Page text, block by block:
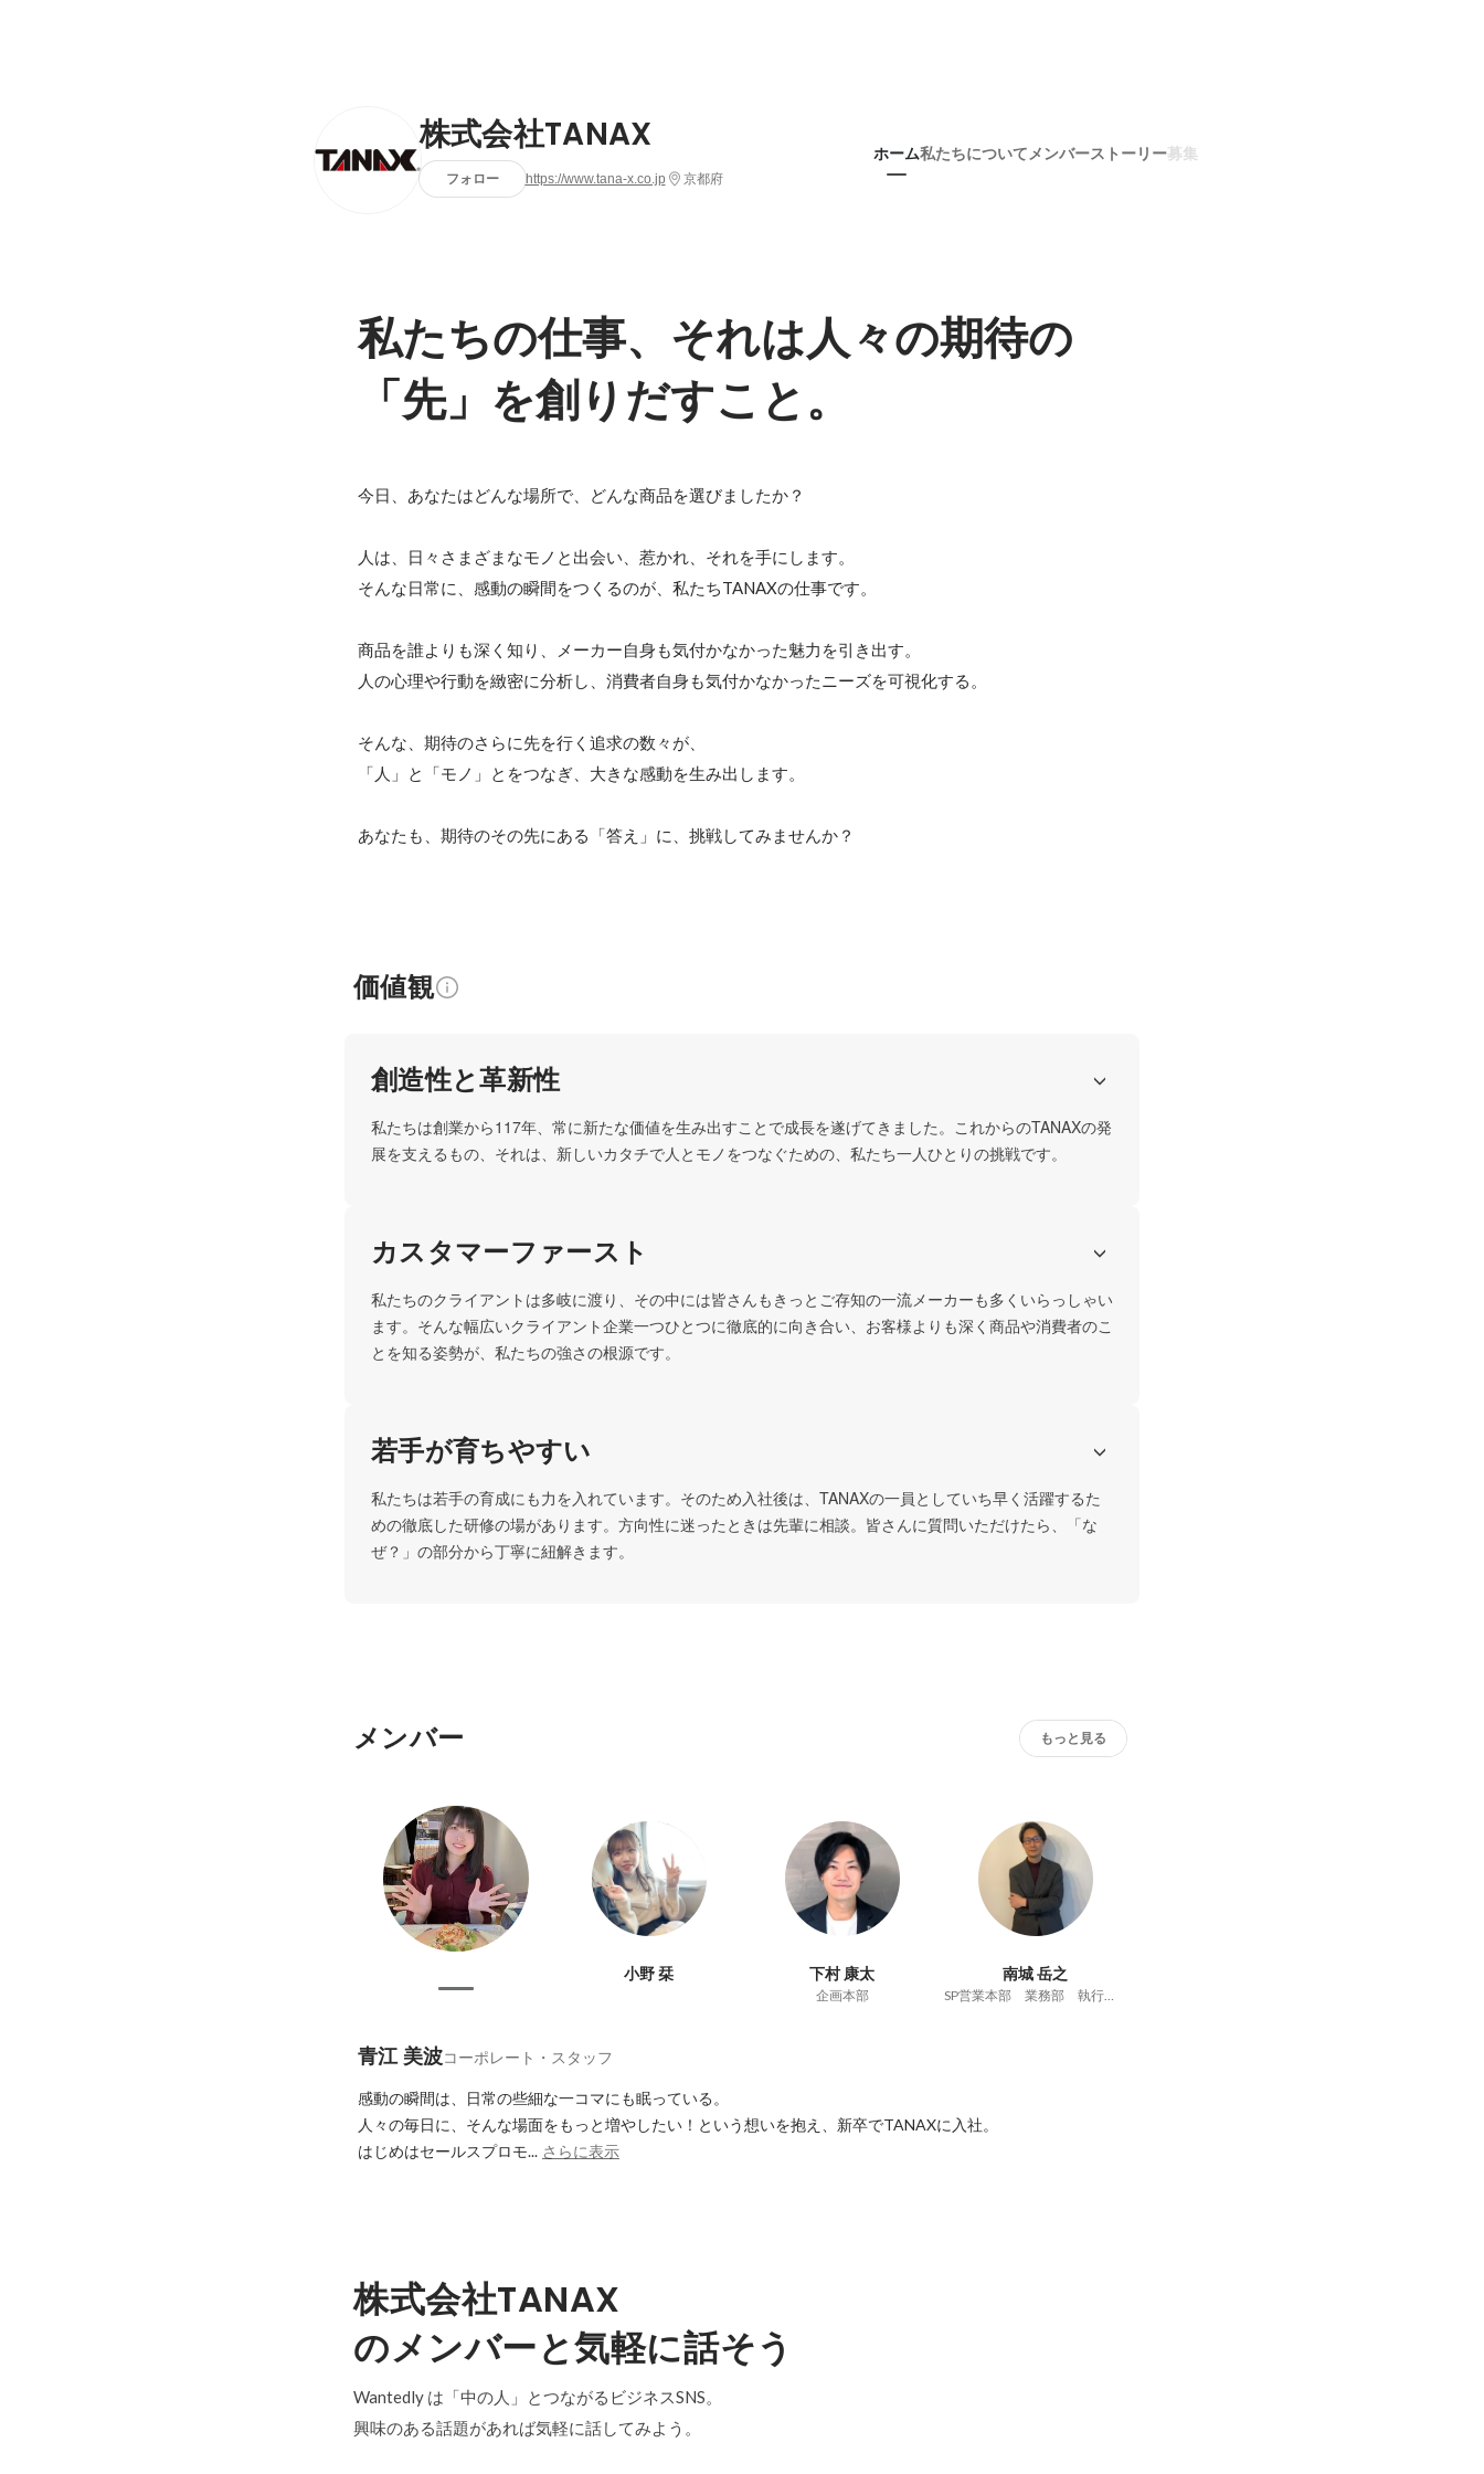
株式会社TANAX
フォロー https://www.tana-x.co.jp 京都府
ホーム私たちについて メンバーストーリー募集
私たちの仕事、それは人々の期待の
「先」を創りだすこと。
今日、あなたはどんな場所で、どんな商品を選びましたか？
人は、日々さまざまなモノと出会い、惹かれ、それを手にします。
そんな日常に、感動の瞬間をつくるのが、私たちTANAXの仕事です。
商品を誰よりも深く知り、メーカー自身も気付かなかった魅力を引き出す。
人の心理や行動を緻密に分析し、消費者自身も気付かなかったニーズを可視化する。
そんな、期待のさらに先を行く追求の数々が、
「人」と「モノ」とをつなぎ、大きな感動を生み出します。
あなたも、期待のその先にある「答え」に、挑戦してみませんか？
価値観
創造性と革新性
私たちは創業から117年、常に新たな価値を生み出すことで成長を遂げてきました。これからのTANAXの発
展を支えるもの、それは、新しいカタチで人とモノをつなぐための、私たち一人ひとりの挑戦です。
カスタマーファースト
私たちのクライアントは多岐に渡り、その中には皆さんもきっとご存知の一流メーカーも多くいらっしゃい
ます。そんな幅広いクライアント企業一つひとつに徹底的に向き合い、お客様よりも深く商品や消費者のこ
とを知る姿勢が、私たちの強さの根源です。
若手が育ちやすい
私たちは若手の育成にも力を入れています。そのため入社後は、TANAXの一員としていち早く活躍するた
めの徹底した研修の場があります。方向性に迷ったときは先輩に相談。皆さんに質問いただけたら、「な
ぜ？」の部分から丁寧に紐解きます。
メンバー もっと見る
小野 栞 下村 康太
企画本部
南城 岳之
SP営業本部 業務部 執行役員 部長
青江 美波コーポレート・スタッフ
感動の瞬間は、日常の些細な一コマにも眠っている。
人々の毎日に、そんな場面をもっと増やしたい！という想いを抱え、新卒でTANAXに入社。
はじめはセールスプロモ... さらに表示
株式会社TANAX
のメンバーと気軽に話そう
Wantedly は「中の人」とつながるビジネスSNS。
興味のある話題があれば気軽に話してみよう。